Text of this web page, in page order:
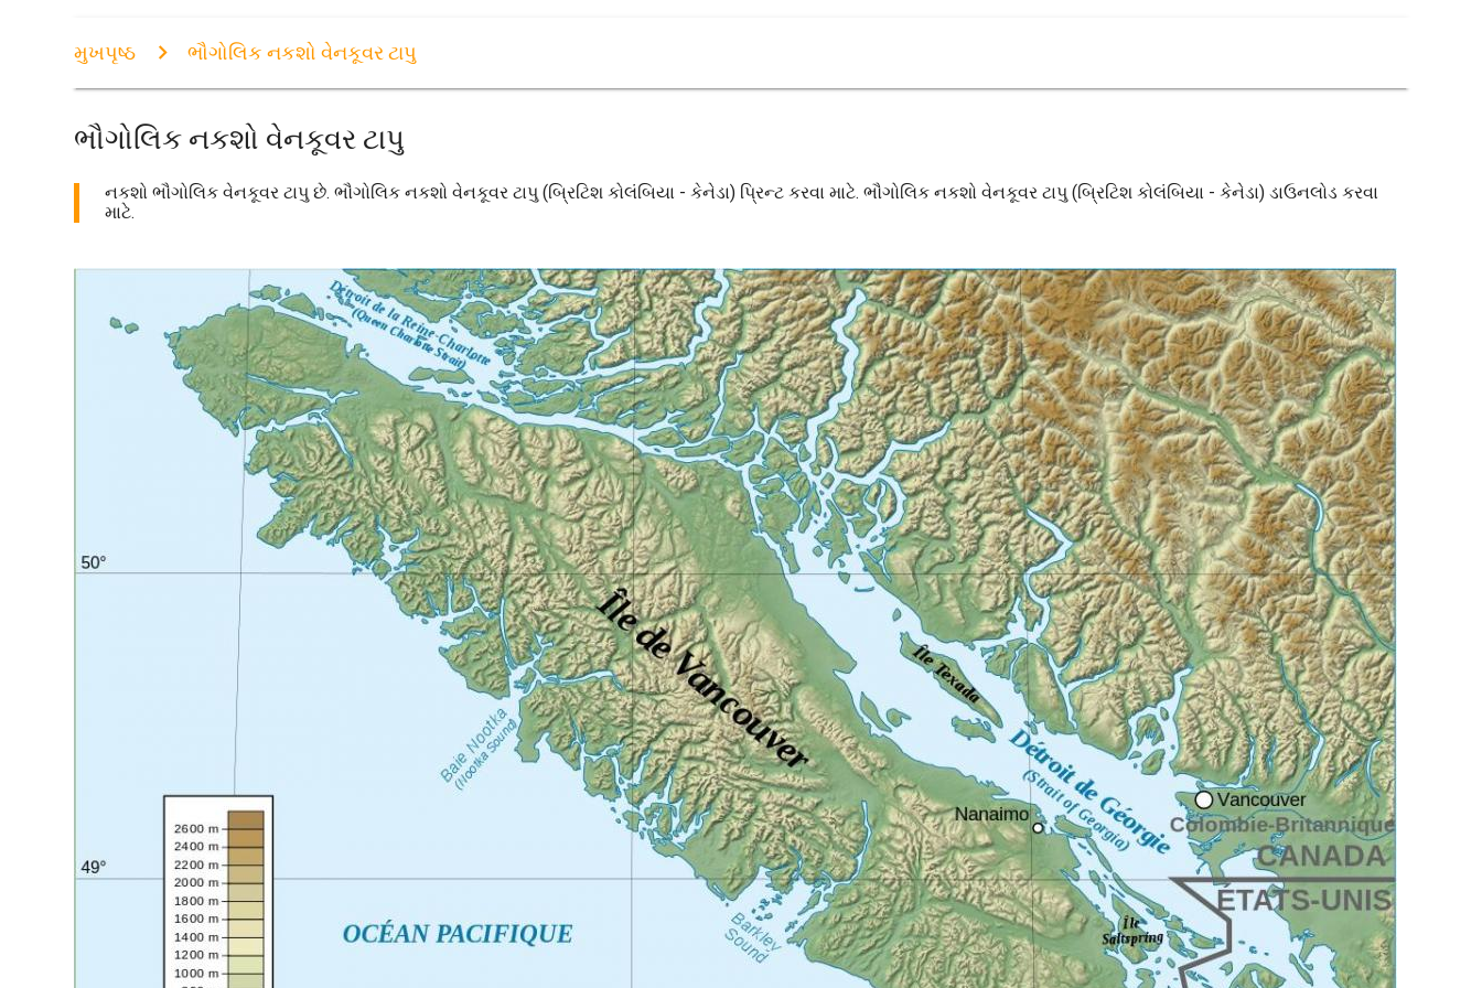
મુખપૃષ્ઠ ભૌગોલિક નકશો વેનકૂવર ટાપુ
ભૌગોલિક નકશો વેનકૂવર ટાપુ
નકશો ભૌગોલિક વેનકૂવર ટાપુ છે. ભૌગોલિક નકશો વેનકૂવર ટાપુ (બ્રિટિશ કોલંબિયા - કેનેડા) પ્રિન્ટ કરવા માટે. ભૌગોલિક નકશો વેનકૂવર ટાપુ (બ્રિટિશ કોલંબિયા - કેનેડા) ડાઉનલોડ કરવા
માટે.